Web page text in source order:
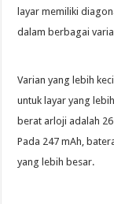
layar memiliki
dalam berbagai
Varian yang lebih
untuk layar yang
berat arloji adalah
Pada 247 mAh,
yang lebih besar.